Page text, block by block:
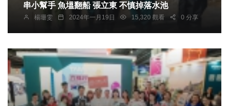
串小幫手 魚塭翻船 張立東 不慎掉落水池
楊珊雯 2024年一月19日 15,320 觀看 0 分享